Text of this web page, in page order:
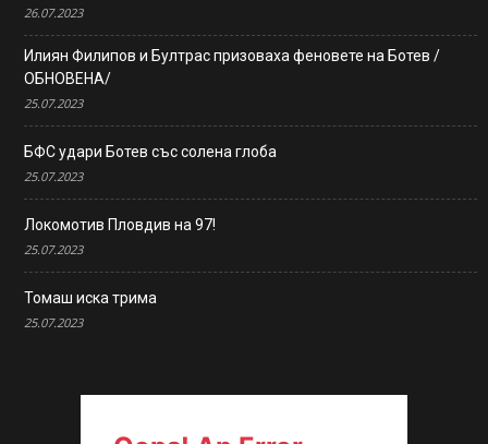
26.07.2023
Илиян Филипов и Бултрас призоваха феновете на Ботев /
ОБНОВЕНА/
25.07.2023
БФС удари Ботев със солена глоба
25.07.2023
Локомотив Пловдив на 97!
25.07.2023
Томаш иска трима
25.07.2023